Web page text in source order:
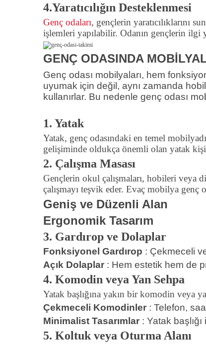
4.Yaratıcılığın Desteklenmesi
Genç odaları, gençlerin yaratıcılıklarını
işlemleri yapılabilir. Odanın gençlerin ilgi
GENÇ ODASINDA
Genç odası mobilyaları, hem
uyumak için değil, aynı zamanda
kullanırlar. Bu nedenle genç odası
1. Yatak
Yatak, genç odasındaki en temel
gelişiminde oldukça önemli olan yatak
2. Çalışma Masası
Gençlerin okul çalışmaları, hobileri veya
çalışmayı teşvik eder. Evaç mobilya genç
Geniş ve Düzenli Alan
Ergonomik Tasarım
3. Gardırop ve Dolaplar
Fonksiyonel Gardırop : Çekmeceli
Açık Dolaplar : Hem estetik hem de
4. Komodin veya Yan Sehpa
Yatak başlığına yakın bir komodin veya
Çekmeceli Komodinler : Telefon,
Minimalist Tasarımlar : Yatak
5. Koltuk veya Oturma Alanı